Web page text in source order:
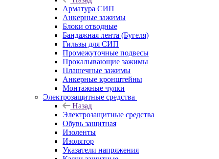
Арматура СИП
Анкерные зажимы
Блоки отводные
Бандажная лента (Бугеля)
Гильзы для СИП
Промежуточные подвесы
Прокалывающие зажимы
Плашечные зажимы
Анкерные кронштейны
Монтажные чулки
Электрозащитные средства
Назад
Электрозащитные средства
Обувь защитная
Изоленты
Изолятор
Указатели напряжения